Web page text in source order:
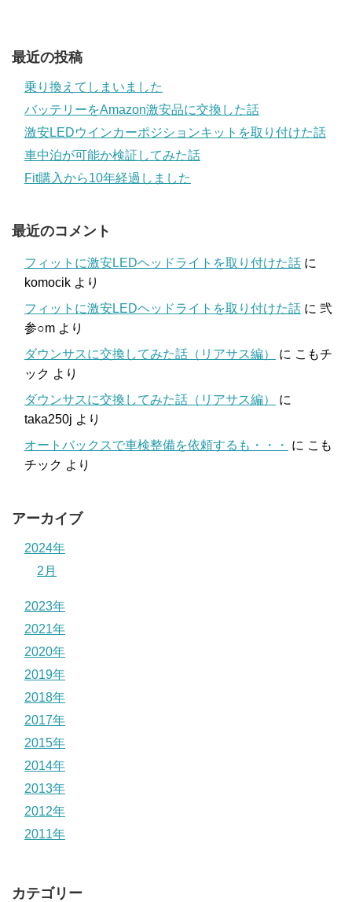
最近の投稿
乗り換えてしまいました
バッテリーをAmazon激安品に交換した話
激安LEDウインカーポジションキットを取り付けた話
車中泊が可能か検証してみた話
Fit購入から10年経過しました
最近のコメント
フィットに激安LEDヘッドライトを取り付けた話 に
komocik より
フィットに激安LEDヘッドライトを取り付けた話 に 弐
参○m より
ダウンサスに交換してみた話（リアサス編）
に こもチ
ック より
ダウンサスに交換してみた話（リアサス編）
に
taka250j より
オートバックスで車検整備を依頼するも・・・
に こも
チック より
アーカイブ
2024年
2月
2023年
2021年
2020年
2019年
2018年
2017年
2015年
2014年
2013年
2012年
2011年
カテゴリー